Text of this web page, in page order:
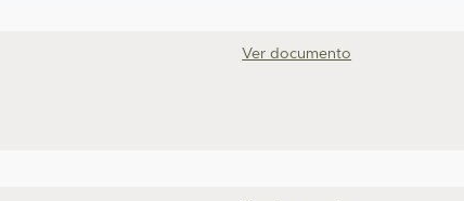
Ver documento